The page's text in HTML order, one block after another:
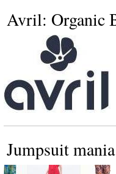
Avril: Organic
Jumpsuit mania